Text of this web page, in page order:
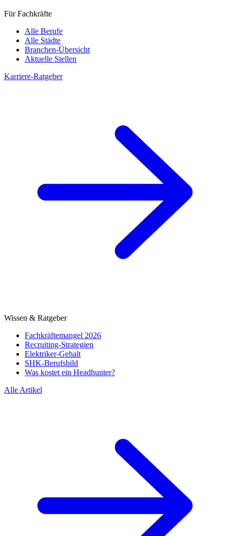
Für Fachkräfte
Alle Berufe
Alle Städte
Branchen-Übersicht
Aktuelle Stellen
Karriere-Ratgeber
Wissen & Ratgeber
Fachkräftemangel 2026
Recruiting-Strategien
Elektriker-Gehalt
SHK-Berufsbild
Was kostet ein Headhunter?
Alle Artikel